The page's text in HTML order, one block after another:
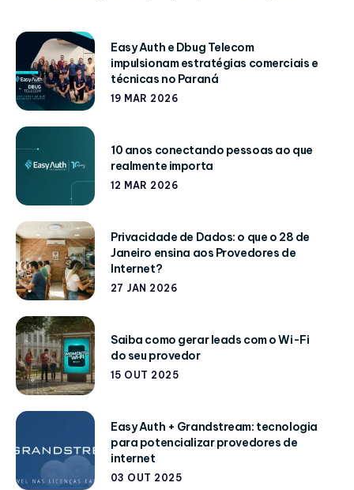
Easy Auth e Dbug Telecom
impulsionam estratégias comerciais e
técnicas no Paraná
19 MAR 2026
10 anos conectando pessoas ao que
realmente importa
12 MAR 2026
Privacidade de Dados: o que o 28 de
Janeiro ensina aos Provedores de
Internet?
27 JAN 2026
Saiba como gerar leads com o Wi-Fi
do seu provedor
15 OUT 2025
Easy Auth + Grandstream: tecnologia
para potencializar provedores de
internet
03 OUT 2025